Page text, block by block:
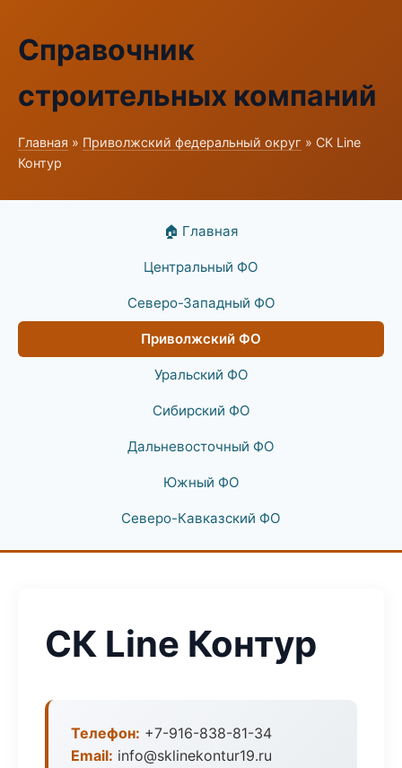
Справочник
строительных компаний
Главная » Приволжский федеральный округ » СК Line
Контур
🏠 Главная
Центральный ФО
Северо-Западный ФО
Приволжский ФО
Уральский ФО
Сибирский ФО
Дальневосточный ФО
Южный ФО
Северо-Кавказский ФО
СК Line Контур
Телефон: +7-916-838-81-34
Email: info@sklinekontur19.ru